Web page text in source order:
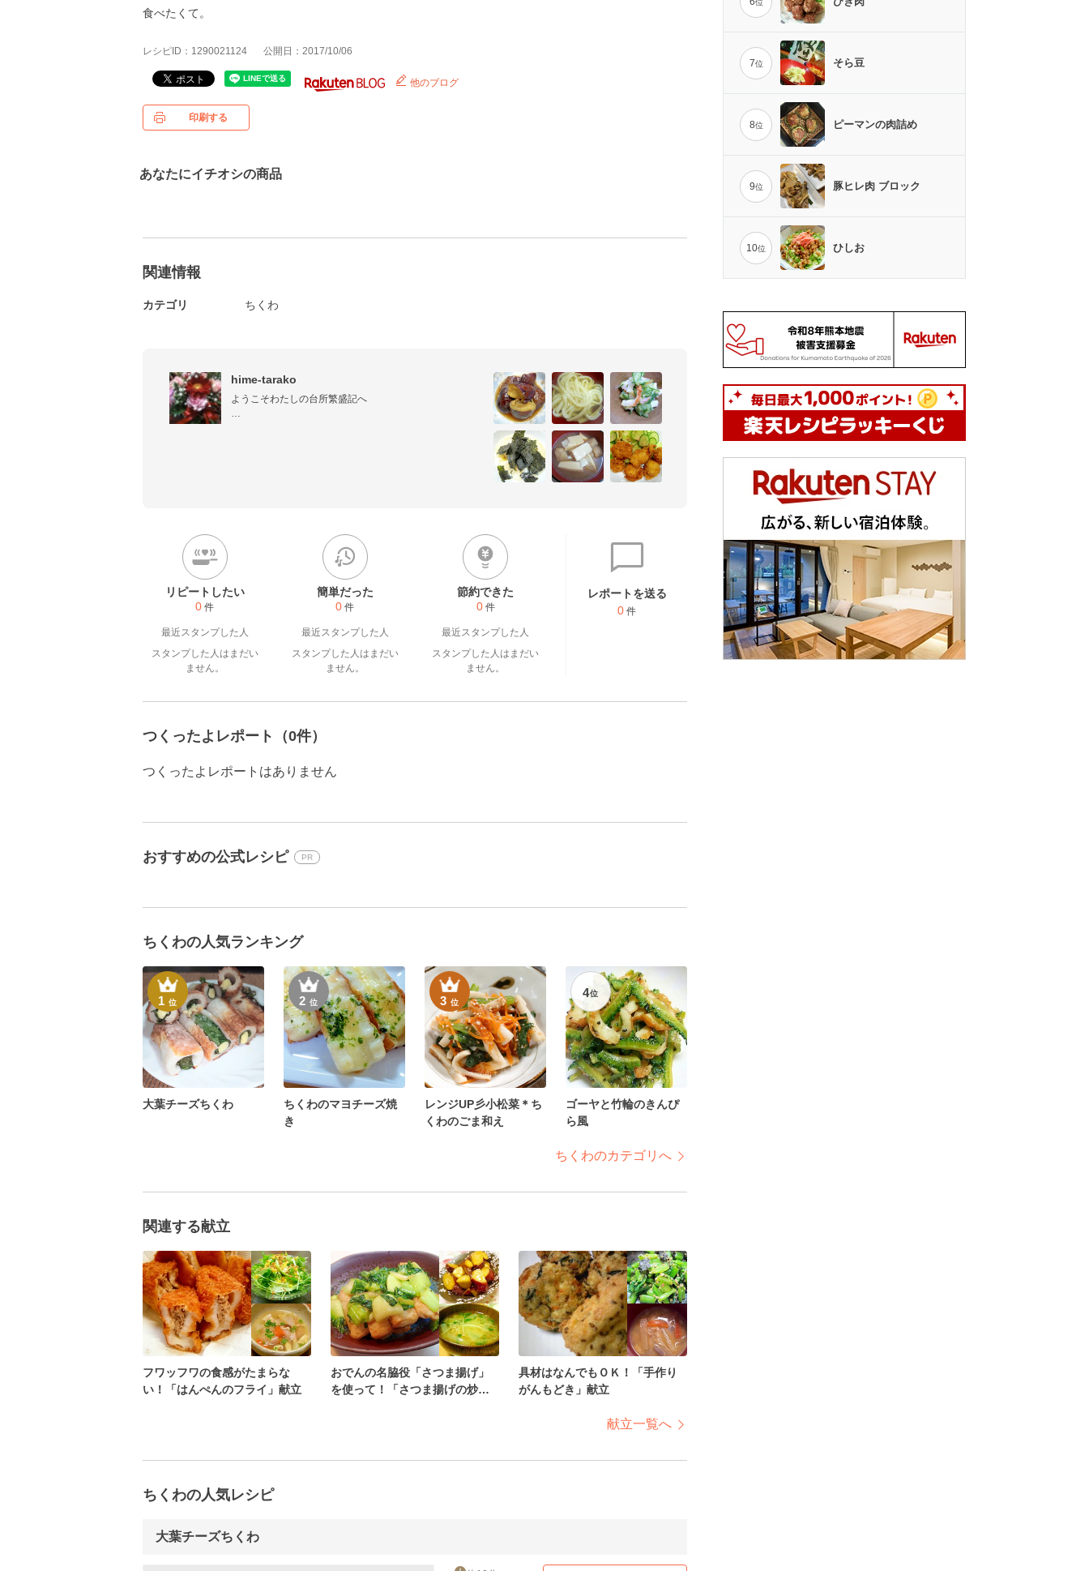
食べたくて。
レシピID：1290021124 公開日：2017/10/06
他のブログ
印刷する
あなたにイチオシの商品
関連情報
カテゴリ ちくわ
hime-tarako
ようこそわたしの台所繁盛記へ
リピートしたい
0 件
最近スタンプした人
スタンプした人はまだい
ません。
簡単だった
0 件
最近スタンプした人
スタンプした人はまだい
ません。
節約できた
0 件
最近スタンプした人
スタンプした人はまだい
ません。
レポートを送る
0 件
つくったよレポート（0件）
つくったよレポートはありません
おすすめの公式レシピ PR
ちくわの人気ランキング
1位
大葉チーズちくわ
2位
ちくわのマヨチーズ焼
き
3位
レンジUP彡小松菜＊ち
くわのごま和え
4位
ゴーヤと竹輪のきんぴ
ら風
ちくわのカテゴリへ
関連する献立
フワッフワの食感がたまらな
い！「はんぺんのフライ」献立
おでんの名脇役「さつま揚げ」
を使って！「さつま揚げの炒
具材はなんでもＯＫ！「手作り
がんもどき」献立
献立一覧へ
ちくわの人気レシピ
大葉チーズちくわ
位
7位 そら豆
8位 ピーマンの肉詰め
9位 豚ヒレ肉 ブロック
10位 ひしお